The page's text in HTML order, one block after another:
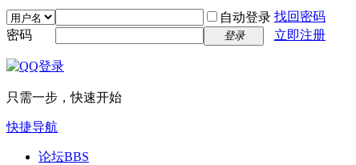
自动登录 找回密码
密码
登录 立即注册
只需一步，快速开始
快捷导航
论坛BBS